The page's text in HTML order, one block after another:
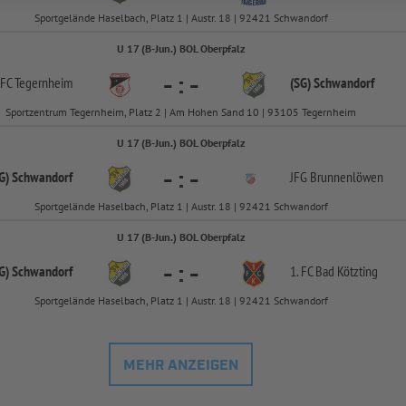
Sportgelände Haselbach, Platz 1 | Austr. 18 | 92421 Schwandorf
U 17 (B-Jun.) BOL Oberpfalz
Tegernheim - : - (SG) Schwandorf
Sportzentrum Tegernheim, Platz 2 | Am Hohen Sand 10 | 93105 Tegernheim
U 17 (B-Jun.) BOL Oberpfalz
Schwandorf - : - JFG Brunnenlöwen
Sportgelände Haselbach, Platz 1 | Austr. 18 | 92421 Schwandorf
U 17 (B-Jun.) BOL Oberpfalz
Schwandorf - : - 1. FC Bad Kötzting
Sportgelände Haselbach, Platz 1 | Austr. 18 | 92421 Schwandorf
MEHR ANZEIGEN